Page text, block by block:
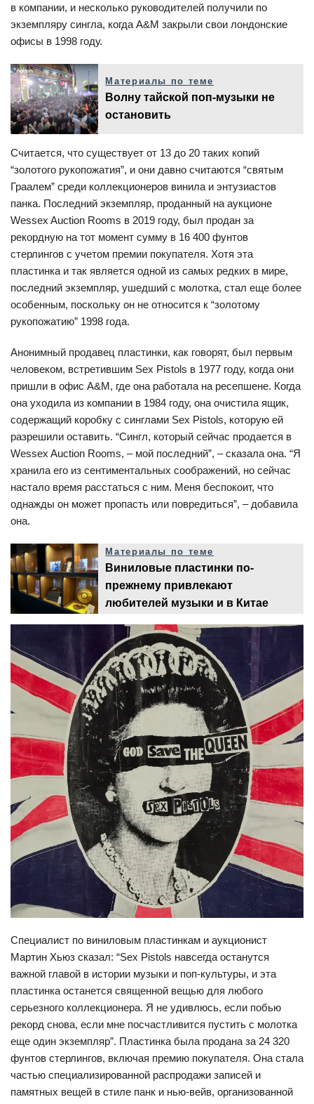
в компании, и несколько руководителей получили по
экземпляру сингла, когда A&M закрыли свои лондонские
офисы в 1998 году.
Материалы по теме
Волну тайской поп-музыки не
остановить
Считается, что существует от 13 до 20 таких копий
“золотого рукопожатия”, и они давно считаются “святым
Граалем” среди коллекционеров винила и энтузиастов
панка. Последний экземпляр, проданный на аукционе
Wessex Auction Rooms в 2019 году, был продан за
рекордную на тот момент сумму в 16 400 фунтов
стерлингов с учетом премии покупателя. Хотя эта
пластинка и так является одной из самых редких в мире,
последний экземпляр, ушедший с молотка, стал еще более
особенным, поскольку он не относится к “золотому
рукопожатию” 1998 года.
Анонимный продавец пластинки, как говорят, был первым
человеком, встретившим Sex Pistols в 1977 году, когда они
пришли в офис A&M, где она работала на ресепшене. Когда
она уходила из компании в 1984 году, она очистила ящик,
содержащий коробку с синглами Sex Pistols, которую ей
разрешили оставить. “Сингл, который сейчас продается в
Wessex Auction Rooms, – мой последний”, – сказала она. “Я
хранила его из сентиментальных соображений, но сейчас
настало время расстаться с ним. Меня беспокоит, что
однажды он может пропасть или повредиться”, – добавила
она.
Материалы по теме
Виниловые пластинки по-
прежнему привлекают
любителей музыки и в Китае
Специалист по виниловым пластинкам и аукционист
Мартин Хьюз сказал: “Sex Pistols навсегда останутся
важной главой в истории музыки и поп-культуры, и эта
пластинка останется священной вещью для любого
серьезного коллекционера. Я не удивлюсь, если побью
рекорд снова, если мне посчастливится пустить с молотка
еще один экземпляр”. Пластинка была продана за 24 320
фунтов стерлингов, включая премию покупателя. Она стала
частью специализированной распродажи записей и
памятных вещей в стиле панк и нью-вейв, организованной